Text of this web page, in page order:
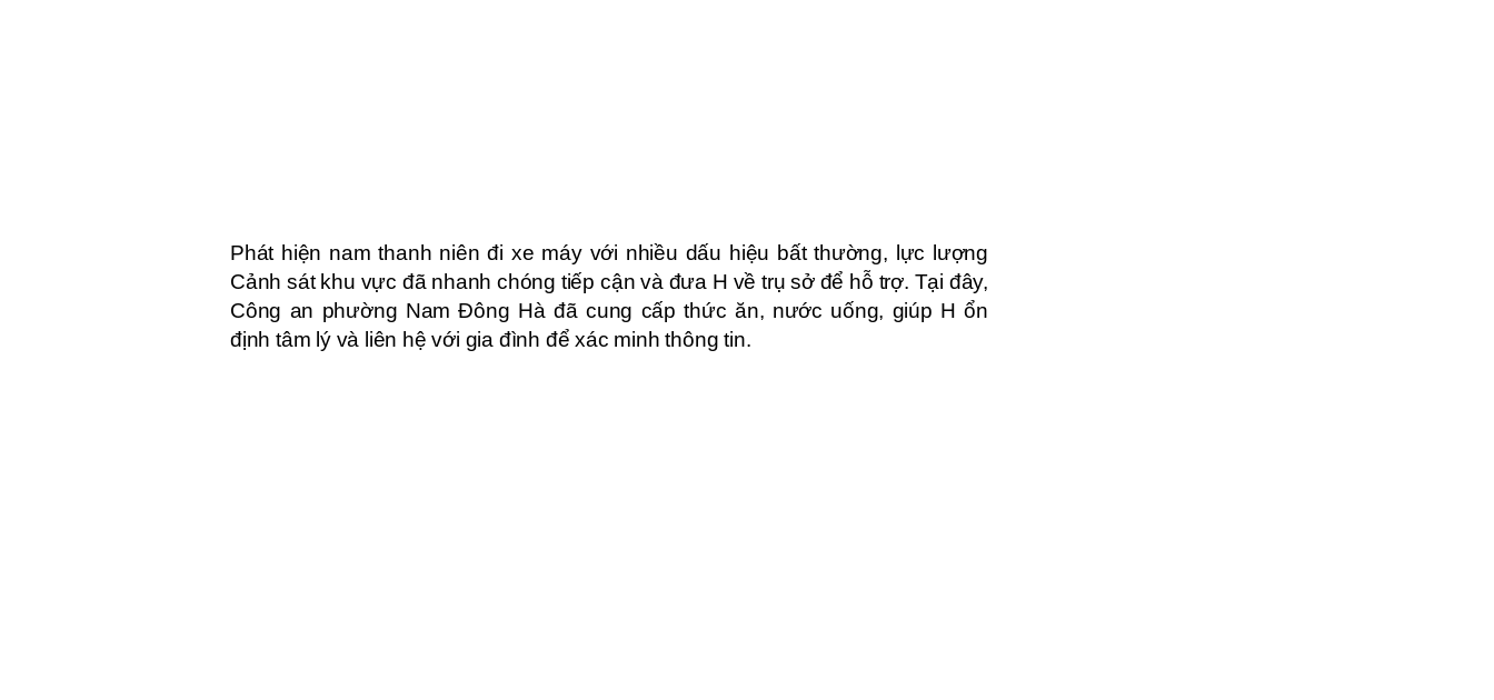
Phát hiện nam thanh niên đi xe máy với nhiều dấu hiệu bất thường, lực lượng
Cảnh sát khu vực đã nhanh chóng tiếp cận và đưa H về trụ sở để hỗ trợ. Tại đây,
Công an phường Nam Đông Hà đã cung cấp thức ăn, nước uống, giúp H ổn
định tâm lý và liên hệ với gia đình để xác minh thông tin.